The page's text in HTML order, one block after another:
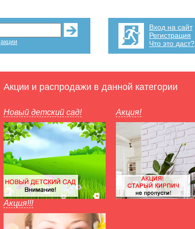
акции
Вход на сайт
Регистрация
Что это даст?
Акции и распродажи в данной категории
Новый детский сад! Акция!
Акция!!!